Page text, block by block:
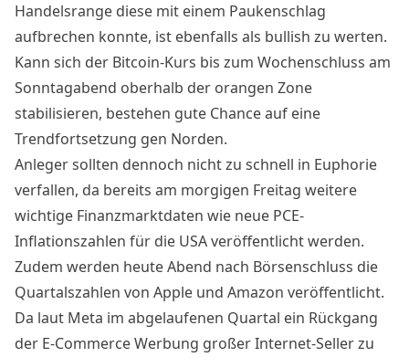
Handelsrange diese mit einem Paukenschlag
aufbrechen konnte, ist ebenfalls als bullish zu werten.
Kann sich der Bitcoin-Kurs bis zum Wochenschluss am
Sonntagabend oberhalb der orangen Zone
stabilisieren, bestehen gute Chance auf eine
Trendfortsetzung gen Norden.
Anleger sollten dennoch nicht zu schnell in Euphorie
verfallen, da bereits am morgigen Freitag weitere
wichtige Finanzmarktdaten wie neue PCE-
Inflationszahlen für die USA veröffentlicht werden.
Zudem werden heute Abend nach Börsenschluss die
Quartalszahlen von Apple und Amazon veröffentlicht.
Da laut Meta im abgelaufenen Quartal ein Rückgang
der E-Commerce Werbung großer Internet-Seller zu